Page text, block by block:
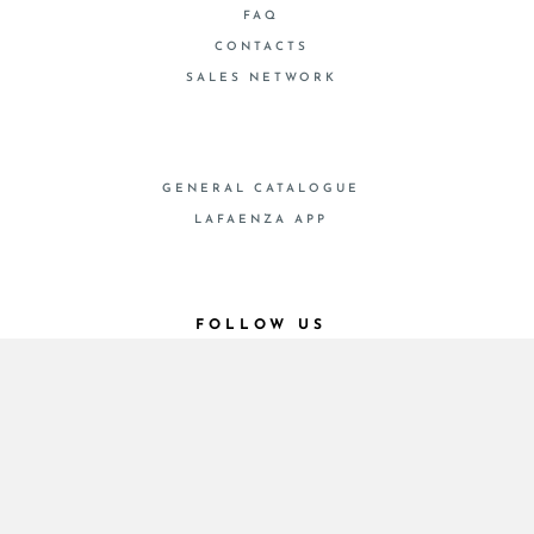
FAQ
CONTACTS
SALES NETWORK
GENERAL CATALOGUE
LAFAENZA APP
FOLLOW US